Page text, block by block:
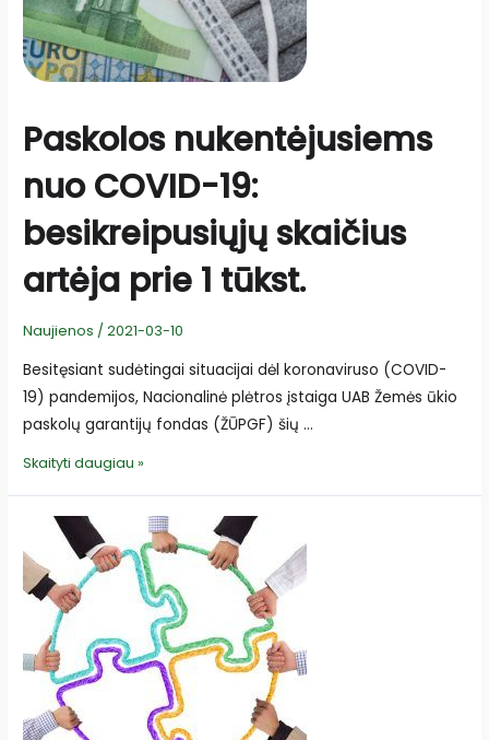
Paskolos nukentėjusiems
nuo COVID-19:
besikreipusiųjų skaičius
artėja prie 1 tūkst.
Naujienos /2021-03-10
Besitęsiant sudėtingai situacijai dėl koronaviruso (COVID-
19) pandemijos, Nacionalinė plėtros įstaiga UAB Žemės ūkio
paskolų garantijų fondas (ŽŪPGF) šių …
Paskolos
COVID-
19:
besikreipusiųjų
skaičius
artėja
prie
tūkst.
Skaityti daugiau »